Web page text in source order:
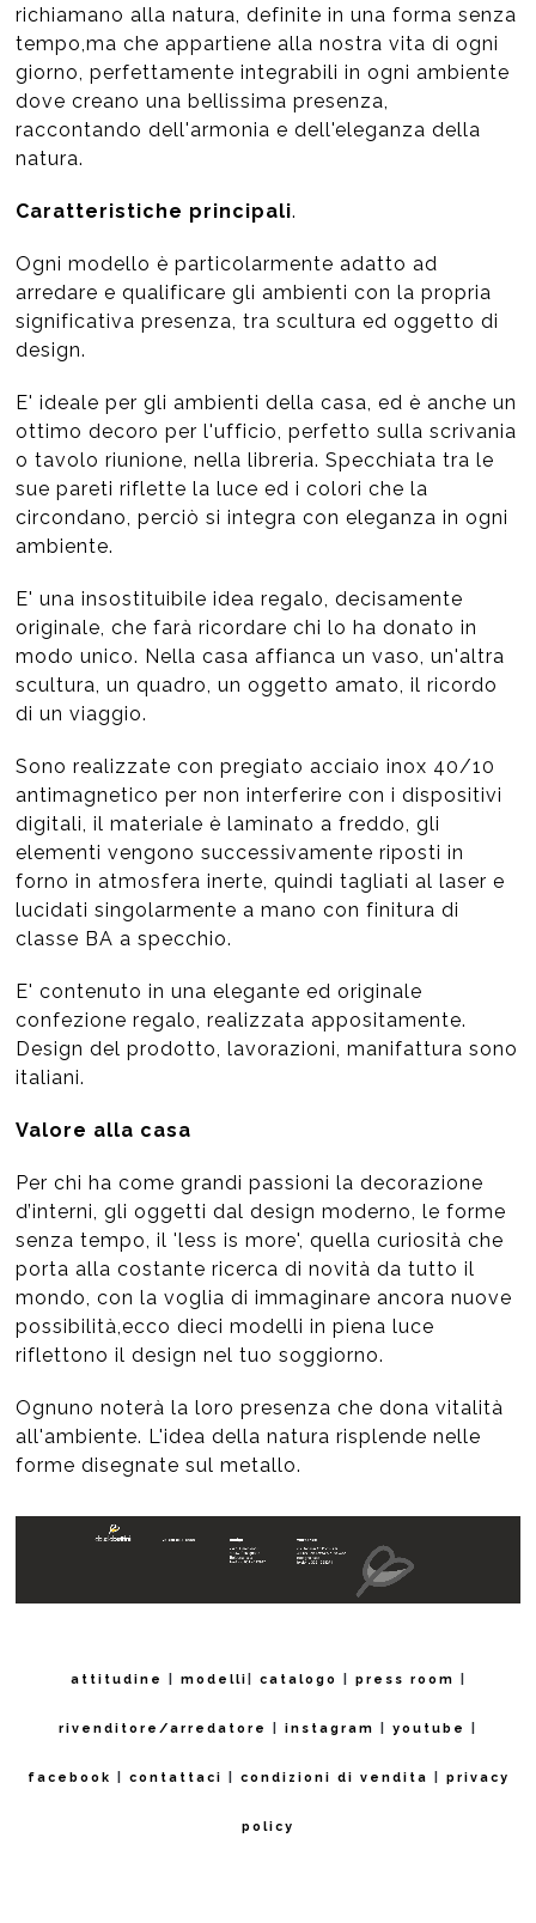
richiamano alla natura, definite in una forma senza
tempo,ma che appartiene alla nostra vita di ogni
giorno, perfettamente integrabili in ogni ambiente
dove creano una bellissima presenza,
raccontando dell'armonia e dell'eleganza della
natura.
Caratteristiche principali.
Ogni modello è particolarmente adatto ad
arredare e qualificare gli ambienti con la propria
significativa presenza, tra scultura ed oggetto di
design.
E' ideale per gli ambienti della casa, ed è anche un
ottimo decoro per l'ufficio, perfetto sulla scrivania
o tavolo riunione, nella libreria. Specchiata tra le
sue pareti riflette la luce ed i colori che la
circondano, perciò si integra con eleganza in ogni
ambiente.
E' una insostituibile idea regalo, decisamente
originale, che farà ricordare chi lo ha donato in
modo unico. Nella casa affianca un vaso, un'altra
scultura, un quadro, un oggetto amato, il ricordo
di un viaggio.
Sono realizzate con pregiato acciaio inox 40/10
antimagnetico per non interferire con i dispositivi
digitali, il materiale è laminato a freddo, gli
elementi vengono successivamente riposti in
forno in atmosfera inerte, quindi tagliati al laser e
lucidati singolarmente a mano con finitura di
classe BA a specchio.
E' contenuto in una elegante ed originale
confezione regalo, realizzata appositamente.
Design del prodotto, lavorazioni, manifattura sono
italiani.
Valore alla casa
Per chi ha come grandi passioni la decorazione
d’interni, gli oggetti dal design moderno, le forme
senza tempo, il 'less is more', quella curiosità che
porta alla costante ricerca di novità da tutto il
mondo, con la voglia di immaginare ancora nuove
possibilità,ecco dieci modelli in piena luce
riflettono il design nel tuo soggiorno.
Ognuno noterà la loro presenza che dona vitalità
all'ambiente. L'idea della natura risplende nelle
forme disegnate sul metallo.
attitudine modelli catalogo press room
rivenditore/arredatore instagram youtube
facebook contattaci condizioni di vendita privacy
policy